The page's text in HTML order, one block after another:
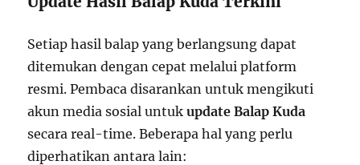
Setiap hasil balap yang berlangsung dapat
ditemukan dengan cepat melalui platform
resmi. Pembaca disarankan untuk mengikuti
akun media sosial untukupdate Balap Kuda
secara real-time. Beberapa hal yang perlu
diperhatikan antara lain: